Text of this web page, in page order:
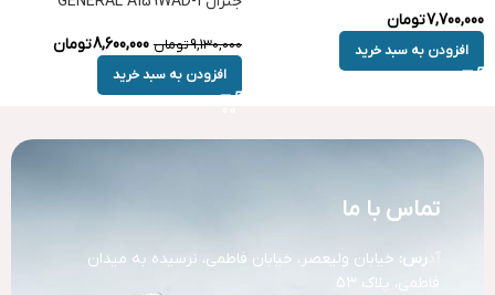
7,700,000تومان
افزودن به سبد خرید 9,130,000تومان 8,600,000تومان
افزودن به سبد خرید
تماس با ما
رس: خیابان ولیعصر، خیابان فاطمی، نرسیده به میدان
فاطمی، پلاک 53